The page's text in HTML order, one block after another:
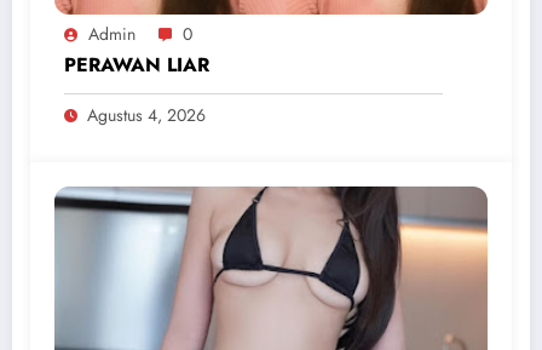
Admin 0
PERAWAN LIAR
Agustus 4, 2026